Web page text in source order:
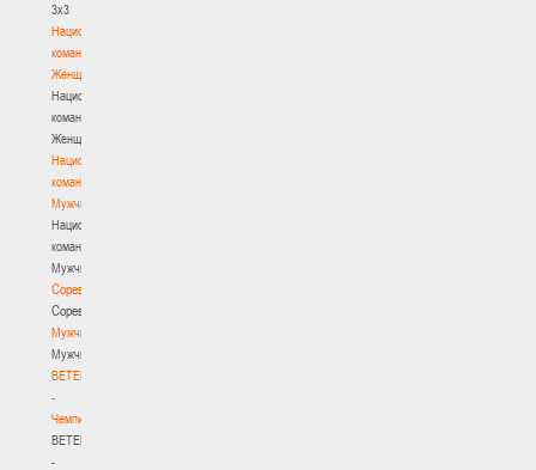
3х3
Национальная
команда.
Женщины
Национальная
команда.
Женщины
Национальная
команда.
Мужчины
Национальная
команда.
Мужчины
Соревнования
Соревнования
Мужчины
Мужчины
BETERA
-
Чемпионат
BETERA
-